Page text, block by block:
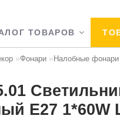
ТОВАРОВ
Фонари Налобные фонари
E27 1*60W